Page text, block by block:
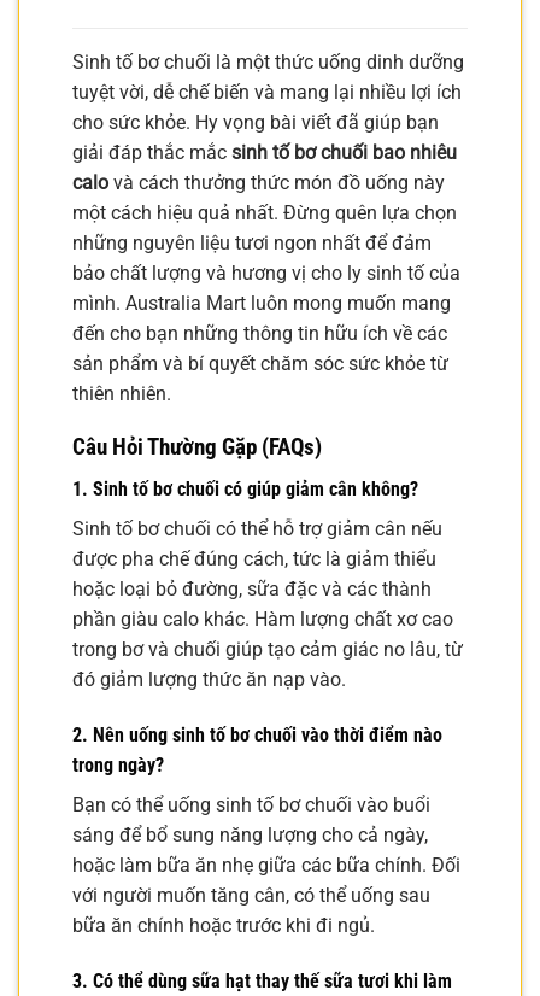
Sinh tố bơ chuối là một thức uống dinh dưỡng
tuyệt vời, dễ chế biến và mang lại nhiều lợi ích
cho sức khỏe. Hy vọng bài viết đã giúp bạn
giải đáp thắc mắc sinh tố bơ chuối bao nhiêu
calo và cách thưởng thức món đồ uống này
một cách hiệu quả nhất. Đừng quên lựa chọn
những nguyên liệu tươi ngon nhất để đảm
bảo chất lượng và hương vị cho ly sinh tố của
mình. Australia Mart luôn mong muốn mang
đến cho bạn những thông tin hữu ích về các
sản phẩm và bí quyết chăm sóc sức khỏe từ
thiên nhiên.
Câu Hỏi Thường Gặp (FAQs)
1. Sinh tố bơ chuối có giúp giảm cân không?
Sinh tố bơ chuối có thể hỗ trợ giảm cân nếu
được pha chế đúng cách, tức là giảm thiểu
hoặc loại bỏ đường, sữa đặc và các thành
phần giàu calo khác. Hàm lượng chất xơ cao
trong bơ và chuối giúp tạo cảm giác no lâu, từ
đó giảm lượng thức ăn nạp vào.
2. Nên uống sinh tố bơ chuối vào thời điểm nào
trong ngày?
Bạn có thể uống sinh tố bơ chuối vào buổi
sáng để bổ sung năng lượng cho cả ngày,
hoặc làm bữa ăn nhẹ giữa các bữa chính. Đối
với người muốn tăng cân, có thể uống sau
bữa ăn chính hoặc trước khi đi ngủ.
3. Có thể dùng sữa hạt thay thế sữa tươi khi làm